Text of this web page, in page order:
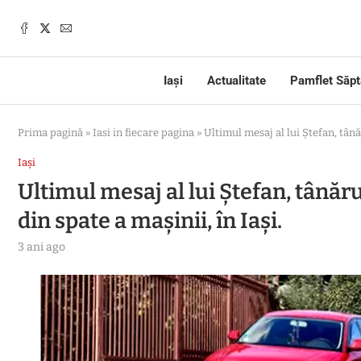
Iași Actualitate Pamflet
Prima pagină » Iasi in fiecare pagina » Ultimul mesaj al lui Ștefan,
Iași
Ultimul mesaj al lui Ștefan,
din spate a mașinii, în Iași.
3 ani ago